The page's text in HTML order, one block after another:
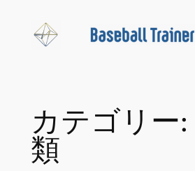
カテゴリー:
類